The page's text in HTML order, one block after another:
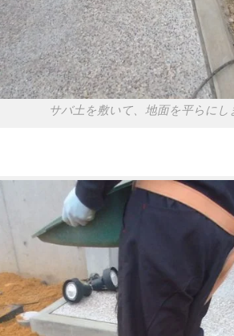
サバ土を敷いて、地面を平らにし